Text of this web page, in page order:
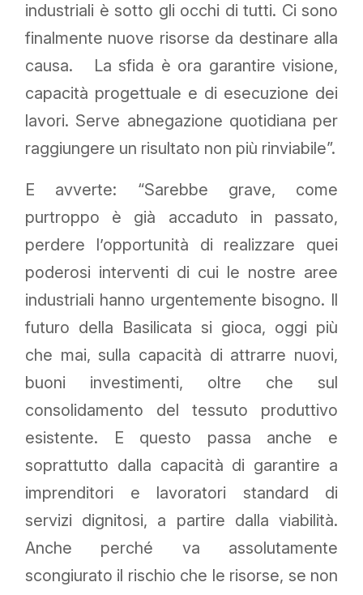
industriali è sotto gli occhi di tutti. Ci sono
finalmente nuove risorse da destinare alla
causa. La sfida è ora garantire visione,
capacità progettuale e di esecuzione dei
lavori. Serve abnegazione quotidiana per
raggiungere un risultato non più rinviabile”.
E avverte: “Sarebbe grave, come
purtroppo è già accaduto in passato,
perdere l’opportunità di realizzare quei
poderosi interventi di cui le nostre aree
industriali hanno urgentemente bisogno. Il
futuro della Basilicata si gioca, oggi più
che mai, sulla capacità di attrarre nuovi,
buoni investimenti, oltre che sul
consolidamento del tessuto produttivo
esistente. E questo passa anche e
soprattutto dalla capacità di garantire a
imprenditori e lavoratori standard di
servizi dignitosi, a partire dalla viabilità.
Anche perché va assolutamente
scongiurato il rischio che le risorse, se non